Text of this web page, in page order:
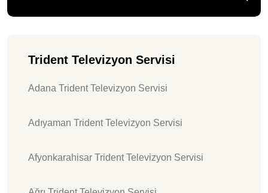
Trident Televizyon Servisi
Adana Trident Televizyon Servisi
Adıyaman Trident Televizyon Servisi
Afyonkarahisar Trident Televizyon Servisi